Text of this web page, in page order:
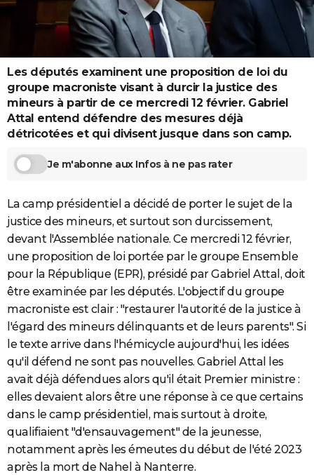
Voyage nature
Voyage de noces
GUIDES D'ACHAT
BONS PLANS
CARTE DE VOEUX
Carte de Noël
Carte Bonne année
Carte Saint-Valentin
Carte Pâques
Carte d'anniversaire
DICTIONNAIRE
Dictionnaire
Biographies
Citations
Expressions
Proverbes
PROGRAMME TV
S'inscrire
Se connecter
Primaires
Universités
Entreprises
Service militaire
Avis de recherche
AVIS DE DÉCÈS
FORUM
Bricolage
Lifestyle
Culture
Sport
Auto
Television
Voyage
Cinema
Les députés examinent une proposition de loi du
groupe macroniste visant à durcir la justice des
mineurs à partir de ce mercredi 12 février. Gabriel
Attal entend défendre des mesures déjà
détricotées et qui divisent jusque dans son camp.
Je m'abonne aux Infos à ne pas rater
La camp présidentiel a décidé de porter le sujet de la
justice des mineurs, et surtout son durcissement,
devant l'Assemblée nationale. Ce mercredi 12 février,
une proposition de loi portée par le groupe Ensemble
pour la République (EPR), présidé par Gabriel Attal, doit
être examinée par les députés. L'objectif du groupe
macroniste est clair : "restaurer l'autorité de la justice à
l'égard des mineurs délinquants et de leurs parents". Si
le texte arrive dans l'hémicycle aujourd'hui, les idées
qu'il défend ne sont pas nouvelles. Gabriel Attal les
avait déjà défendues alors qu'il était Premier ministre :
elles devaient alors être une réponse à ce que certains
dans le camp présidentiel, mais surtout à droite,
qualifiaient "d'ensauvagement" de la jeunesse,
notamment après les émeutes du début de l'été 2023
après la mort de Nahel à Nanterre.